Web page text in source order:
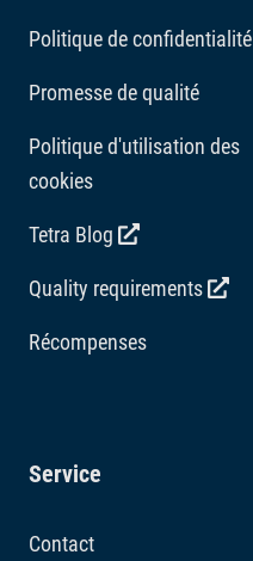
Politique de confidentialité
Promesse de qualité
Politique d'utilisation des
cookies
Tetra Blog
Quality requirements
Récompenses
Service
Contact